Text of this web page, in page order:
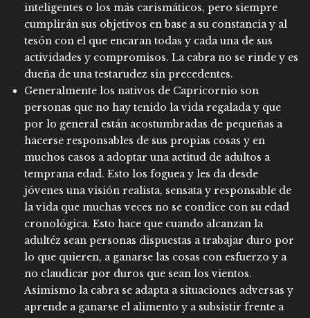
inteligentes o los más carismáticos, pero siempre
cumplirán sus objetivos en base a su constancia y al
tesón con el que encaran todas y cada una de sus
actividades y compromisos. La cabra no se rinde y es
dueña de una testarudez sin precedentes.
Generalmente los nativos de Capricornio son
personas que no hay tenido la vida regalada y que
por lo general están acostumbradas de pequeñas a
hacerse responsables de sus propias cosas y en
muchos casos a adoptar una actitud de adultos a
temprana edad. Esto los foguea y les da desde
jóvenes una visión realista, sensata y responsable de
la vida que muchas veces no se condice con su edad
cronológica. Esto hace que cuando alcanzan la
adultéz sean personas dispuestas a trabajar duro por
lo que quieren, a ganarse las cosas con esfuerzo y a
no claudicar por duros que sean los vientos.
Asimismo la cabra se adapta a situaciones adversas y
aprende a ganarse el alimento y a subsistir frente a